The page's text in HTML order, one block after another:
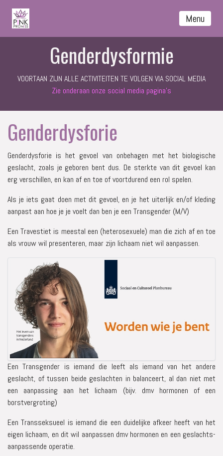
Menu
Genderdysformie
VOORTAAN ZIJN ALLE ACTIVITEITEN TE VOLGEN VIA SOCIAL MEDIA
Zie onderaan onze social media pagina's
Genderdysforie
Genderdysforie is het gevoel van onbehagen met het biologische
geslacht, zoals je geboren bent dus. De sterkte van dit gevoel kan
erg verschillen, en kan af en toe of voortdurend een rol spelen.
Als je iets gaat doen met dit gevoel, en je het uiterlijk en/of kleding
aanpast aan hoe je je voelt dan ben je een Transgender (M/V)
Een Travestiet is meestal een (heterosexuele) man die zich af en toe
als vrouw wil presenteren, maar zijn lichaam niet wil aanpassen.
Een Transgender is iemand die leeft als iemand van het andere
geslacht, of tussen beide geslachten in balanceert, al dan niet met
een aanpassing aan het lichaam (bijv. dmv hormonen of een
borstvergroting)
Een Transseksueel is iemand die een duidelijke afkeer heeft van het
eigen lichaam, en dit wil aanpassen dmv hormonen en een geslachts-
aanpassende operatie.